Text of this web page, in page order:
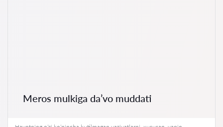
Meros mulkiga da’vo muddati